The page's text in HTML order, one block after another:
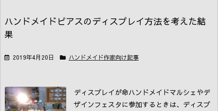
ハンドメイドピアスのディスプレイ方法を考えた結
果
2019年4月20日 ハンドメイド作家向け記事
ディスプレイが命ハンドメイドマルシェやデ
ザインフェスタに参加するときは、ディスプ